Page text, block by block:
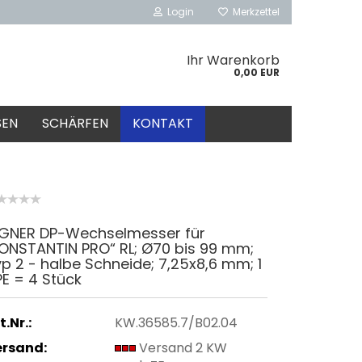
Login Merkzettel
Ihr Warenkorb
0,00 EUR
SCHÄRFEN KONTAKT
DP-Wechselmesser für
PRO“ RL; Ø70 bis 99 mm;
2 - halbe Schneide; 7,25x8,6 mm; 1
= 4 Stück
KW.36585.7/B02.04
Versand 2 KW